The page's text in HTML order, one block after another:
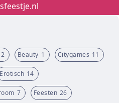
2 Beauty 1 Citygames 11
Erotisch 14
7 Feesten 26